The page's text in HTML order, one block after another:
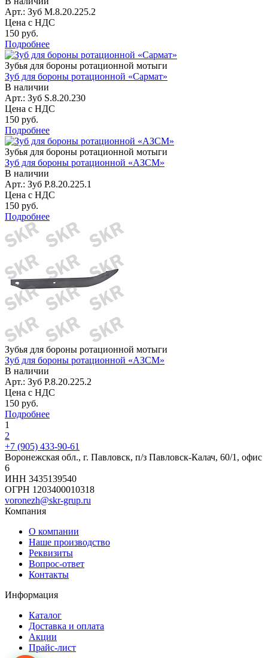
Арт.: Зуб М.8.20.225.2
Цена с НДС
150 руб.
Подробнее
Зубья для бороны ротационной мотыги
Зуб для бороны ротационной «Сармат»
В наличии
Арт.: Зуб S.8.20.230
Цена с НДС
150 руб.
Подробнее
Зубья для бороны ротационной мотыги
Зуб для бороны ротационной «АЗСМ»
В наличии
Арт.: Зуб P.8.20.225.1
Цена с НДС
150 руб.
Подробнее
Зубья для бороны ротационной мотыги
Зуб для бороны ротационной «АЗСМ»
В наличии
Арт.: Зуб P.8.20.225.2
Цена с НДС
150 руб.
Подробнее
1
2
+7 (905) 433-90-61
Воронежская обл., г. Павловск, п/з Павловск-Калач, 60/1, офис
6
ИНН 3435139540
ОГРН 1203400010318
voronezh@skr-grup.ru
Компания
О компании
Наше производство
Реквизиты
Вопрос-ответ
Контакты
Информация
Каталог
Доставка и оплата
Акции
Прайс-лист